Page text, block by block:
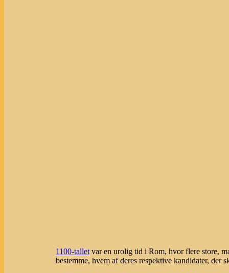
1100-tallet var en urolig tid i Rom, hvor flere store,
bestemme, hvem af deres respektive kandidater, der